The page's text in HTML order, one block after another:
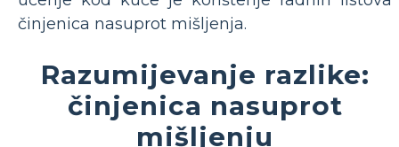
činjenica nasuprot mišljenja.
Razumijevanje razlike:
činjenica nasuprot
mišljenju